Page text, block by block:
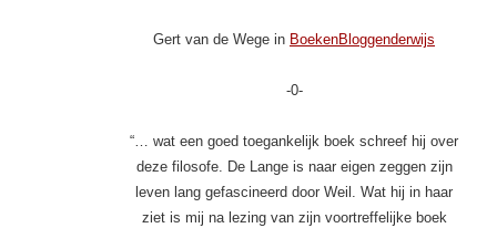
Gert van de Wege in BoekenBloggenderwijs
-0-
“… wat een goed toegankelijk boek schreef hij over
deze filosofe. De Lange is naar eigen zeggen zijn
leven lang gefascineerd door Weil. Wat hij in haar
ziet is mij na lezing van zijn voortreffelijke boek